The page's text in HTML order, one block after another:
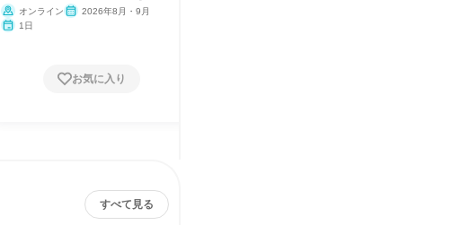
オンライン
2026年8月・9月
1日
お気に入り
すべて見る